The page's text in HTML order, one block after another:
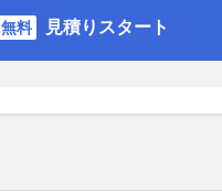
見積りスタート